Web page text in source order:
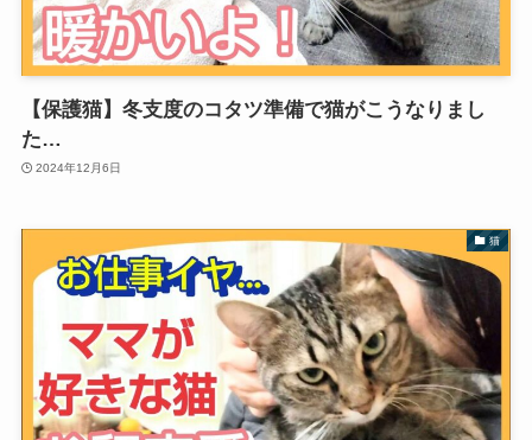
【保護猫】冬支度のコタツ準備で猫がこうなりまし
た…
2024年12月6日
猫